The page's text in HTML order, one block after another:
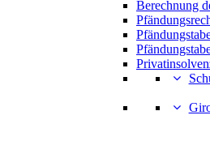
Berechnung